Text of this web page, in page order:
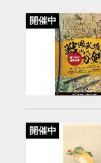
開催中
開催中